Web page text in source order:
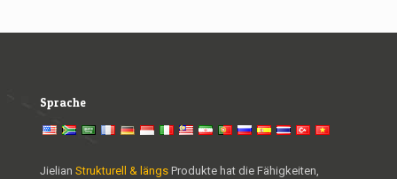
Sprache
Jielian Strukturell & längs Produkte hat die Fähigkeiten,